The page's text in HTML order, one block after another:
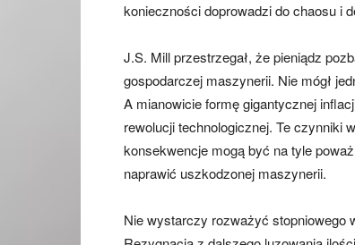
konieczności doprowadzi do chaosu i
J.S. Mill przestrzegał, że pieniądz
gospodarczej maszynerii. Nie mógł
A mianowicie formę gigantycznej
rewolucji technologicznej. Te czynniki
konsekwencje mogą być na tyle
naprawić uszkodzonej maszynerii.
Nie wystarczy rozważyć stopniowego